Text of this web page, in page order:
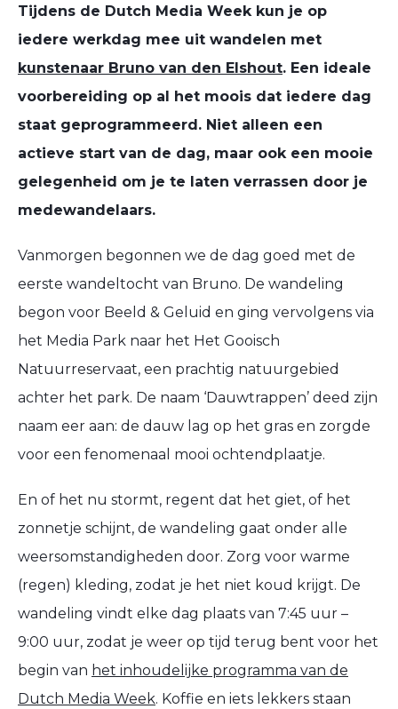
Tijdens de Dutch Media Week kun je op
iedere werkdag mee uit wandelen met
kunstenaar Bruno van den Elshout. Een ideale
voorbereiding op al het moois dat iedere dag
staat geprogrammeerd. Niet alleen een
actieve start van de dag, maar ook een mooie
gelegenheid om je te laten verrassen door je
medewandelaars.
Vanmorgen begonnen we de dag goed met de
eerste wandeltocht van Bruno. De wandeling
begon voor Beeld & Geluid en ging vervolgens via
het Media Park naar het Het Gooisch
Natuurreservaat, een prachtig natuurgebied
achter het park. De naam ‘Dauwtrappen’ deed zijn
naam eer aan: de dauw lag op het gras en zorgde
voor een fenomenaal mooi ochtendplaatje.
En of het nu stormt, regent dat het giet, of het
zonnetje schijnt, de wandeling gaat onder alle
weersomstandigheden door. Zorg voor warme
(regen) kleding, zodat je het niet koud krijgt. De
wandeling vindt elke dag plaats van 7:45 uur –
9:00 uur, zodat je weer op tijd terug bent voor het
begin van het inhoudelijke programma van de
Dutch Media Week. Koffie en iets lekkers staan